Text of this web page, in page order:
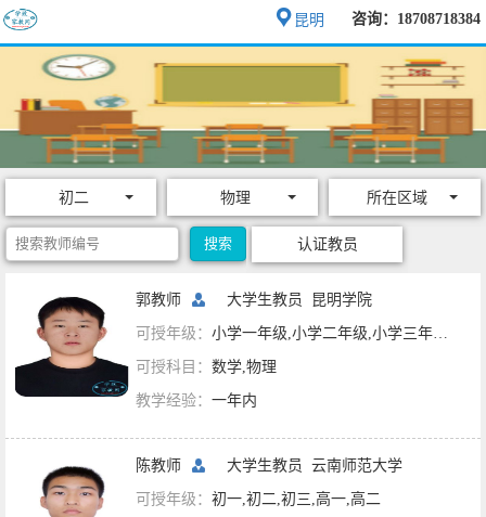
咨询：18708718384
昆明
初二 物理 所在区域
认证教员
郭教师 大学生教员 昆明学院
可授年级： 小学一年级,小学二年级,小学三年级,小学四年级,小学五年级,小学六年级,初一,初二,初三
可授科目： 数学,物理
教学经验： 一年内
陈教师 大学生教员 云南师范大学
可授年级： 初一,初二,初三,高一,高二